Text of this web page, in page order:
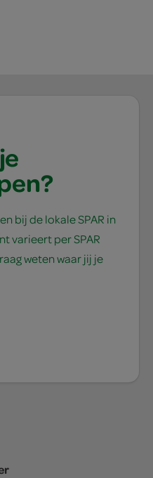
bij de lokale SPAR in
varieert per SPAR
weten waar jij je